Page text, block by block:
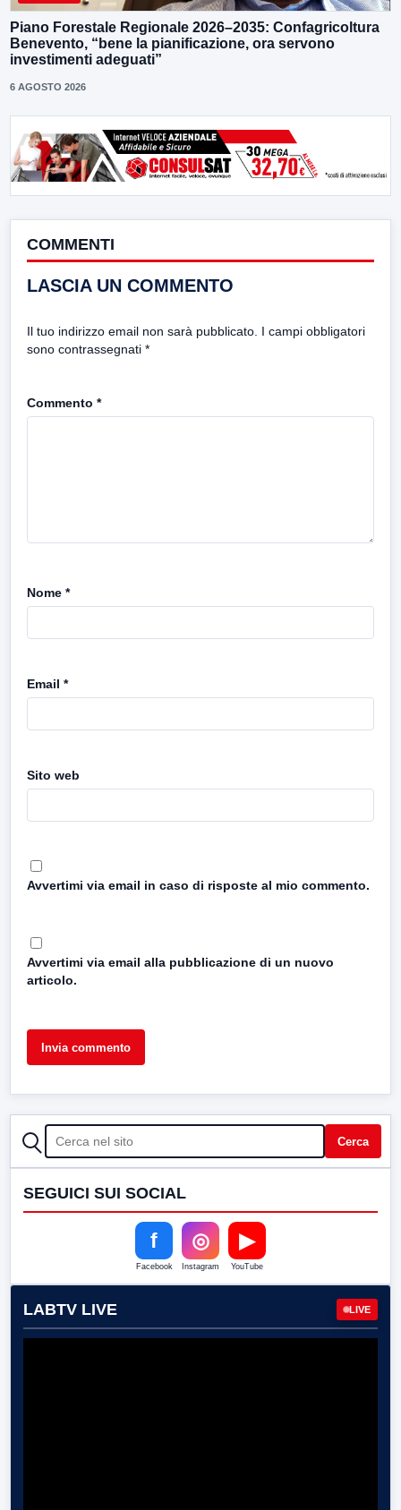
Piano Forestale Regionale 2026–2035: Confagricoltura
Benevento, “bene la pianificazione, ora servono
investimenti adeguati”
6 AGOSTO 2026
COMMENTI
LASCIA UN COMMENTO
Il tuo indirizzo email non sarà pubblicato. I campi obbligatori
sono contrassegnati *
Commento *
Nome *
Email *
Sito web
Avvertimi via email in caso di risposte al mio commento.
Avvertimi via email alla pubblicazione di un nuovo
articolo.
CERCA Cerca
SEGUICI SUI SOCIAL
f
Facebook
◎
Instagram
▶
YouTube
LABTV LIVE LIVE